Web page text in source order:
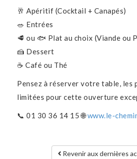
🥂 Apéritif (Cocktail + Canapés)
🥗 Entrées
🥩 ou 🐟 Plat au choix (Viande ou
🍰 Dessert
☕ Café ou Thé
Pensez à réserver votre table, les
limitées pour cette ouverture
📞 01 30 36 14 15 🌐www.le-
Revenir aux dernières